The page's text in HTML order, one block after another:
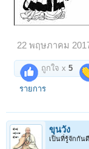
22 พฤษภาคม
ถูกใจ x5
รายการ
ขุนวัง
เป็นที่รู้จักกันดี